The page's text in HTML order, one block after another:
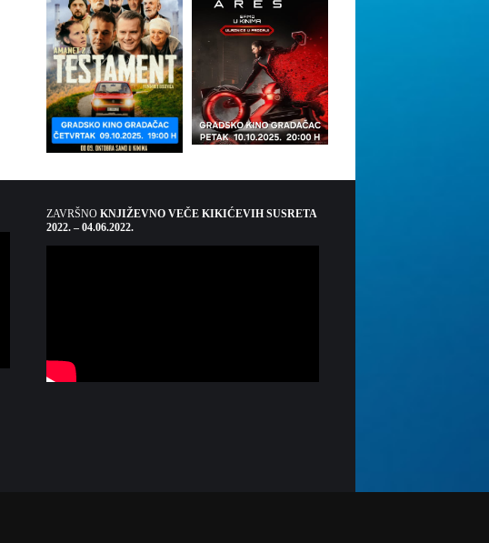
ZAVRŠNO KNJIŽEVNO VEČE KIKIĆEVIH SUSRETA
2022. – 04.06.2022.